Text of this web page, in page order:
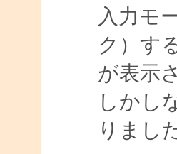
入力モ
ク）す
が表示
しかし
りまし